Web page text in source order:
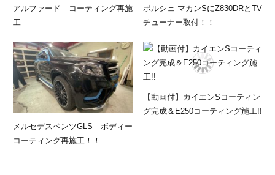
アルファード コーティング再施
工
ポルシェ マカンSにZ830DRとTV
チューナー取付！！
メルセデスベンツGLS ボディー
コーティング再施工！！
【動画付】カイエンSコーティン
グ完成＆E250コーティング施工!!